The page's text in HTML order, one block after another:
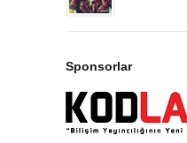
Sponsorlar